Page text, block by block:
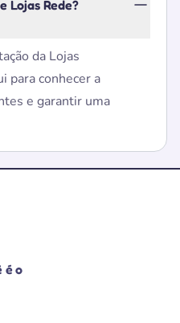
Lojas Rede?
da Lojas
para conhecer a
e garantir uma
é o